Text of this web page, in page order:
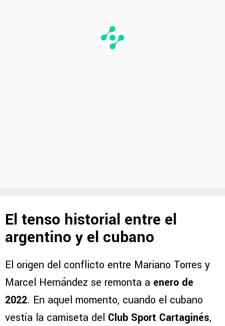
El tenso historial entre el
argentino y el cubano
El origen del conflicto entre Mariano Torres y
Marcel Hernández se remonta a enero de
2022. En aquel momento, cuando el cubano
vestía la camiseta del Club Sport Cartaginés,